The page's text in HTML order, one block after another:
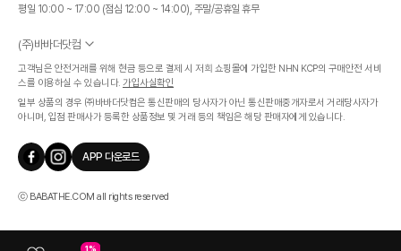
1%
평일 10:00 ~ 17:00 (점심 12:00 ~ 14:00), 주말/공휴일 휴무
(주)바바더닷컴
서울특별시 서초구 신반포로 339, 논현빌딩 (대표이사 : 문인식)
사업자 등록번호 569-86-01308
통신판매업신고번호 제 2019 - 서울 서초 - 1268호
개인정보관리책임자 : 김효영
인증범위
온라인 쇼핑몰 서비스(바바더닷컴)
유효기간
2024.07.17 ~ 2027.07.16
고객님은 안전거래를 위해 현금 등으로 결제 시 저희 쇼핑몰에 가입한 NHN KCP의 구매안전 서비
스를 이용하실 수 있습니다. 가입사실확인
일부 상품의 경우 ㈜바바더닷컴은 통신판매의 당사자가 아닌 통신판매중개자로서 거래당사자가
아니며, 입점 판매사가 등록한 상품정보 및 거래 등의 책임은 해당 판매자에게 있습니다.
APP 다운로드
ⓒ BABATHE.COM all rights reserved